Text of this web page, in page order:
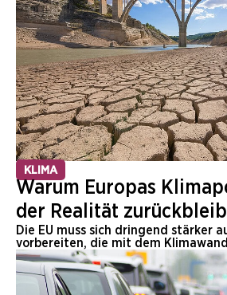
KLIMA
Warum Europas
der Realität
Die EU muss sich dringend stärker
vorbereiten, die mit dem